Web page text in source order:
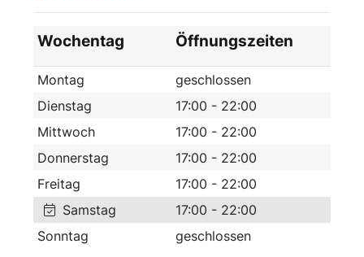
Wochentag Öffnungszeiten
Montag
geschlossen
Dienstag
17:00 - 22:00
Mittwoch
17:00 - 22:00
Donnerstag
17:00 - 22:00
Freitag
17:00 - 22:00
Samstag
17:00 - 22:00
Sonntag
geschlossen